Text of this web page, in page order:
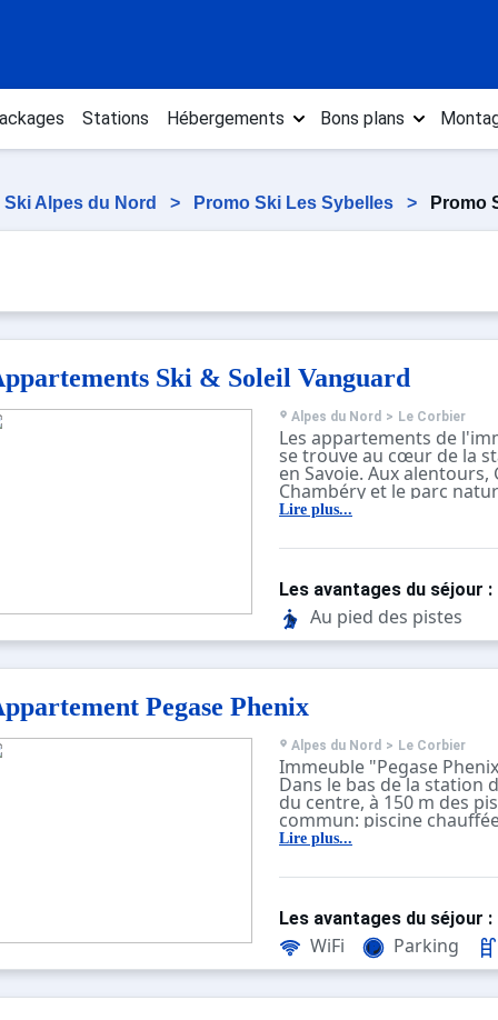
Stations Hébergements Bons plans
Alpes du Nord > Promo Ski Les Sybelles > Promo
Ski & Soleil Vanguard
Alpes du Nord > Le Corbier
Les appartements de
se trouve au cœur de la
en Savoie. Aux alentours,
Chambéry et le parc
sont accessibles en moins
L'immeuble se compose
Lire plus...
Les avantages du séjour :
Au pied des pistes
Pegase Phenix
Alpes du Nord > Le Corbier
Immeuble "Pegase
Dans le bas de la station
du centre, à 150 m des
commun: piscine
profondeur 90 - 200 cm,
31.Aou. horaires
résidence: ascenseur,
Parking public 50 m.
magasin d'alimentation
bar 350 m, arrêt du bus
m. Téléski, télésiège 150
m, jardin d'enfants
Lire plus...
Les avantages du séjour :
WiFi Parking